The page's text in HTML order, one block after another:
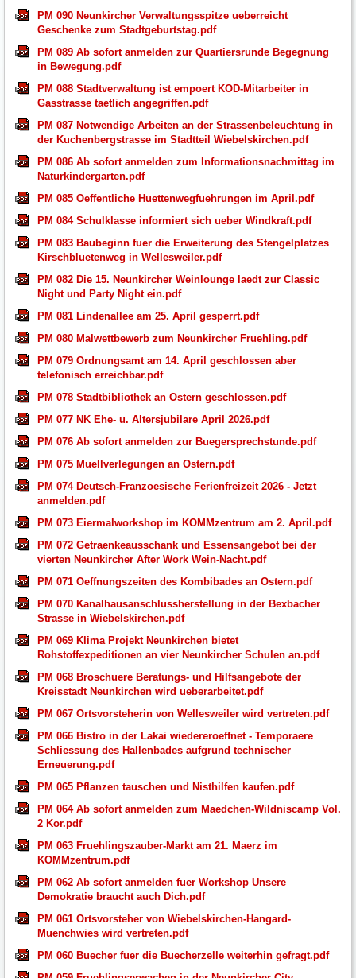
PM 090 Neunkircher Verwaltungsspitze ueberreicht
Geschenke zum Stadtgeburtstag.pdf
PM 089 Ab sofort anmelden zur Quartiersrunde Begegnung
in Bewegung.pdf
PM 088 Stadtverwaltung ist empoert KOD-Mitarbeiter in
Gasstrasse taetlich angegriffen.pdf
PM 087 Notwendige Arbeiten an der Strassenbeleuchtung in
der Kuchenbergstrasse im Stadtteil Wiebelskirchen.pdf
PM 086 Ab sofort anmelden zum Informationsnachmittag im
Naturkindergarten.pdf
PM 085 Oeffentliche Huettenwegfuehrungen im April.pdf
PM 084 Schulklasse informiert sich ueber Windkraft.pdf
PM 083 Baubeginn fuer die Erweiterung des Stengelplatzes
Kirschbluetenweg in Wellesweiler.pdf
PM 082 Die 15. Neunkircher Weinlounge laedt zur Classic
Night und Party Night ein.pdf
PM 081 Lindenallee am 25. April gesperrt.pdf
PM 080 Malwettbewerb zum Neunkircher Fruehling.pdf
PM 079 Ordnungsamt am 14. April geschlossen aber
telefonisch erreichbar.pdf
PM 078 Stadtbibliothek an Ostern geschlossen.pdf
PM 077 NK Ehe- u. Altersjubilare April 2026.pdf
PM 076 Ab sofort anmelden zur Buegersprechstunde.pdf
PM 075 Muellverlegungen an Ostern.pdf
PM 074 Deutsch-Franzoesische Ferienfreizeit 2026 - Jetzt
anmelden.pdf
PM 073 Eiermalworkshop im KOMMzentrum am 2. April.pdf
PM 072 Getraenkeausschank und Essensangebot bei der
vierten Neunkircher After Work Wein-Nacht.pdf
PM 071 Oeffnungszeiten des Kombibades an Ostern.pdf
PM 070 Kanalhausanschlussherstellung in der Bexbacher
Strasse in Wiebelskirchen.pdf
PM 069 Klima Projekt Neunkirchen bietet
Rohstoffexpeditionen an vier Neunkircher Schulen an.pdf
PM 068 Broschuere Beratungs- und Hilfsangebote der
Kreisstadt Neunkirchen wird ueberarbeitet.pdf
PM 067 Ortsvorsteherin von Wellesweiler wird vertreten.pdf
PM 066 Bistro in der Lakai wiedereroeffnet - Temporaere
Schliessung des Hallenbades aufgrund technischer
Erneuerung.pdf
PM 065 Pflanzen tauschen und Nisthilfen kaufen.pdf
PM 064 Ab sofort anmelden zum Maedchen-Wildniscamp Vol.
2 Kor.pdf
PM 063 Fruehlingszauber-Markt am 21. Maerz im
KOMMzentrum.pdf
PM 062 Ab sofort anmelden fuer Workshop Unsere
Demokratie braucht auch Dich.pdf
PM 061 Ortsvorsteher von Wiebelskirchen-Hangard-
Muenchwies wird vertreten.pdf
PM 060 Buecher fuer die Buecherzelle weiterhin gefragt.pdf